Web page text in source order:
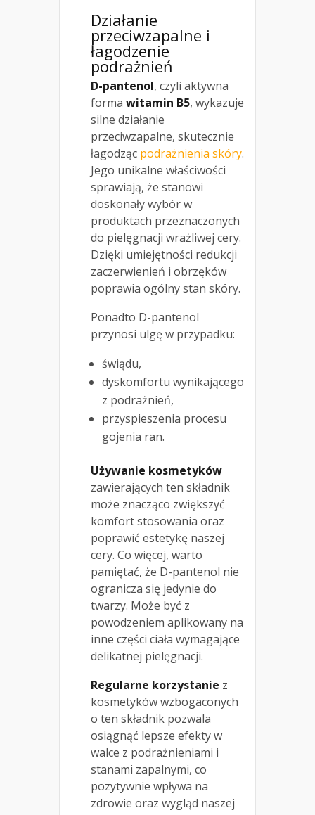
Działanie
przeciwzapalne i
łagodzenie
podrażnień
D-pantenol, czyli aktywna
forma witamin B5, wykazuje
silne działanie
przeciwzapalne, skutecznie
łagodząc podrażnienia skóry.
Jego unikalne właściwości
sprawiają, że stanowi
doskonały wybór w
produktach przeznaczonych
do pielęgnacji wrażliwej cery.
Dzięki umiejętności redukcji
zaczerwienień i obrzęków
poprawia ogólny stan skóry.
Ponadto D-pantenol
przynosi ulgę w przypadku:
świądu,
dyskomfortu wynikającego
z podrażnień,
przyspieszenia procesu
gojenia ran.
Używanie kosmetyków
zawierających ten składnik
może znacząco zwiększyć
komfort stosowania oraz
poprawić estetykę naszej
cery. Co więcej, warto
pamiętać, że D-pantenol nie
ogranicza się jedynie do
twarzy. Może być z
powodzeniem aplikowany na
inne części ciała wymagające
delikatnej pielęgnacji.
Regularne korzystanie z
kosmetyków wzbogaconych
o ten składnik pozwala
osiągnąć lepsze efekty w
walce z podrażnieniami i
stanami zapalnymi, co
pozytywnie wpływa na
zdrowie oraz wygląd naszej